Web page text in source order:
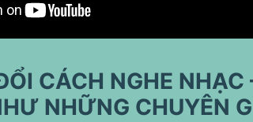
CÁCH NGHE
NHỮNG CHUYÊN